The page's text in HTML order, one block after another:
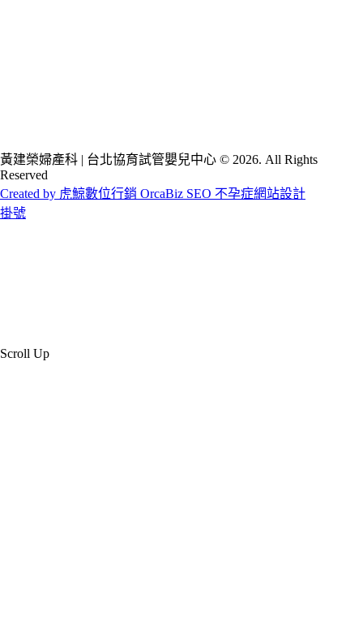
黃建榮婦產科 | 台北協育試管嬰兒中心 © 2026. All Rights
Reserved
Created by 虎鯨數位行銷 OrcaBiz SEO 不孕症網站設計
掛號
Scroll Up